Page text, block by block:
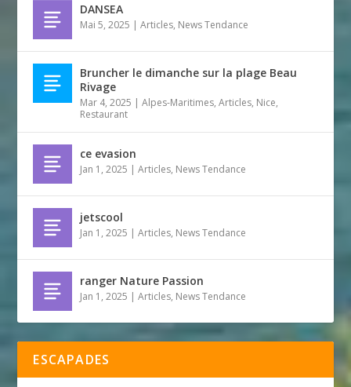
DANSEA
Mai 5, 2025 |Articles, News Tendance
Bruncher le dimanche sur la plage Beau
Rivage
Mar 4, 2025 |Alpes-Maritimes,Articles, Nice,
Restaurant
ce evasion
Jan 1, 2025 |Articles, News Tendance
jetscool
Jan 1, 2025 |Articles, News Tendance
ranger Nature Passion
Jan 1, 2025 |Articles, News Tendance
ESCAPADES